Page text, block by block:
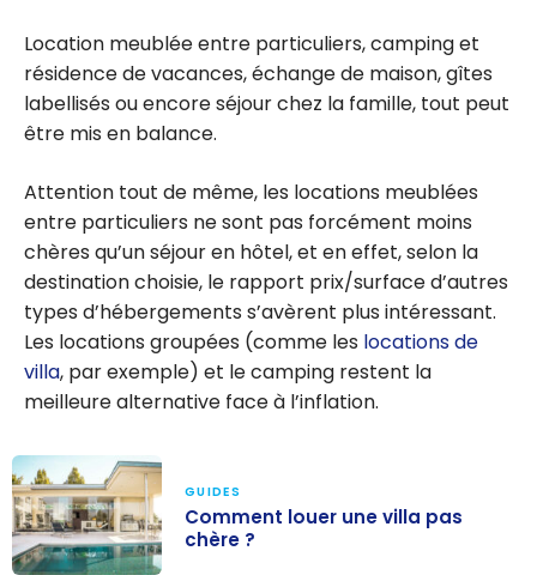
Location meublée entre particuliers, camping et
résidence de vacances, échange de maison, gîtes
labellisés ou encore séjour chez la famille, tout peut
être mis en balance.
Attention tout de même, les locations meublées
entre particuliers ne sont pas forcément moins
chères qu’un séjour en hôtel, et en effet, selon la
destination choisie, le rapport prix/surface d’autres
types d’hébergements s’avèrent plus intéressant.
Les locations groupées (comme les locations de
villa, par exemple) et le camping restent la
meilleure alternative face à l’inflation.
GUIDES
Comment louer une villa pas
chère ?